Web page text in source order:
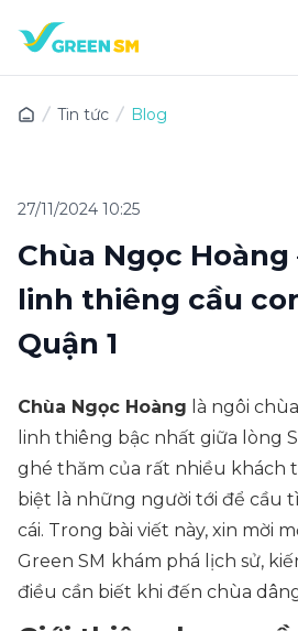
Tin tức Blog
27/11/2024 10:25
Chùa Ngọc
linh thiêng cầu
Quận 1
Chùa Ngọc Hoàng là ngôi
linh thiêng bậc nhất giữa lòng
ghé thăm của rất nhiều khách
biệt là những người tới để cầu
cái. Trong bài viết này, xin mời
Green SM khám phá lịch sử,
điều cần biết khi đến chùa